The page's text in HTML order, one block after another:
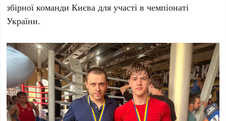
збірної команди Києва для участі в чемпіонаті
України.